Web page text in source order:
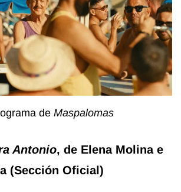
de Maspalomas
Antonio, de Elena Molina e
(Sección Oficial)